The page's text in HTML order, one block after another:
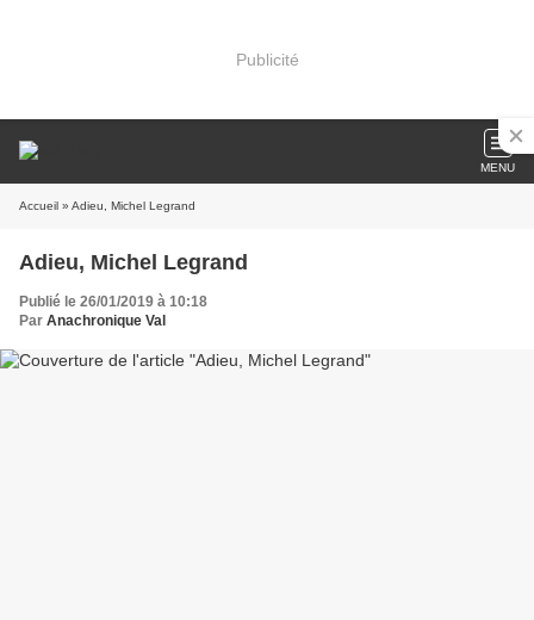
Publicité
MENU
Accueil » Adieu, Michel Legrand
Adieu, Michel Legrand
Publié le 26/01/2019 à 10:18
Par Anachronique Val